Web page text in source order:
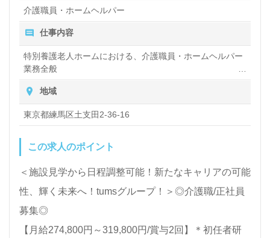
介護職員・ホームヘルパー
仕事内容
特別養護老人ホームにおける、介護職員・ホームヘルパー
業務全般
入浴や排せつ、食事などの身体的サポートや、買い物や掃
除、洗濯など日常生活のサポートなど
地域
東京都練馬区土支田2-36-16
この求人のポイント
＜施設見学から日程調整可能！新たなキャリアの可能
性、輝く未来へ！tumsグループ！＞◎介護職/正社員
募集◎
【月給274,800円～319,800円/賞与2回】＊初任者研